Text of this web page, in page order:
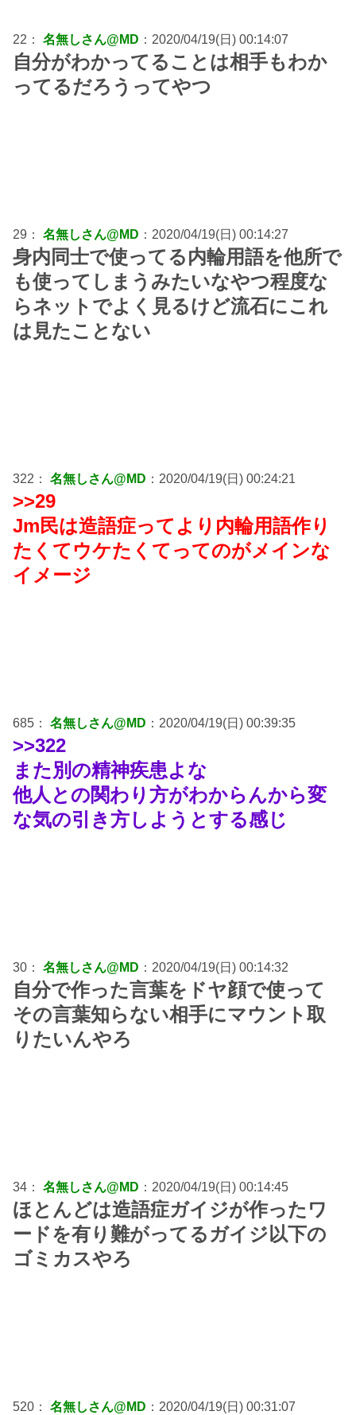
22： 名無しさん@MD ：2020/04/19(日) 00:14:07
自分がわかってることは相手もわか
ってるだろうってやつ
29： 名無しさん@MD ：2020/04/19(日) 00:14:27
身内同士で使ってる内輪用語を他所で
も使ってしまうみたいなやつ程度な
らネットでよく見るけど流石にこれ
は見たことない
322： 名無しさん@MD ：2020/04/19(日) 00:24:21
>>29
Jm民は造語症ってより内輪用語作り
たくてウケたくてってのがメインな
イメージ
685： 名無しさん@MD ：2020/04/19(日) 00:39:35
>>322
また別の精神疾患よな
他人との関わり方がわからんから変
な気の引き方しようとする感じ
30： 名無しさん@MD ：2020/04/19(日) 00:14:32
自分で作った言葉をドヤ顔で使って
その言葉知らない相手にマウント取
りたいんやろ
34： 名無しさん@MD ：2020/04/19(日) 00:14:45
ほとんどは造語症ガイジが作ったワ
ードを有り難がってるガイジ以下の
ゴミカスやろ
520： 名無しさん@MD ：2020/04/19(日) 00:31:07